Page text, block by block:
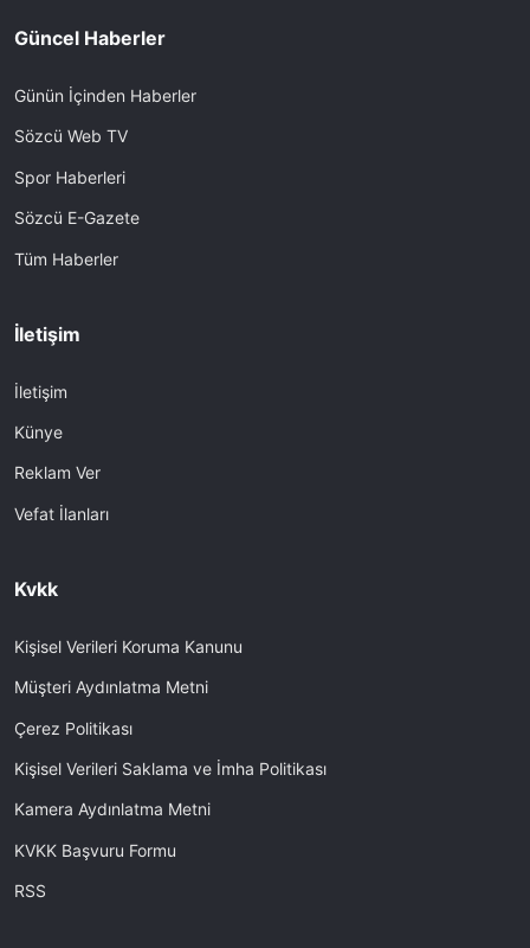
Güncel Haberler
Günün İçinden Haberler
Sözcü Web TV
Spor Haberleri
Sözcü E-Gazete
Tüm Haberler
İletişim
İletişim
Künye
Reklam Ver
Vefat İlanları
Kvkk
Kişisel Verileri Koruma Kanunu
Müşteri Aydınlatma Metni
Çerez Politikası
Kişisel Verileri Saklama ve İmha Politikası
Kamera Aydınlatma Metni
KVKK Başvuru Formu
RSS